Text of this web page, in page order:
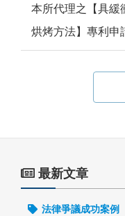
本所代理之【具緩
烘烤方法】專利申
最新文章
法律爭議成功案例